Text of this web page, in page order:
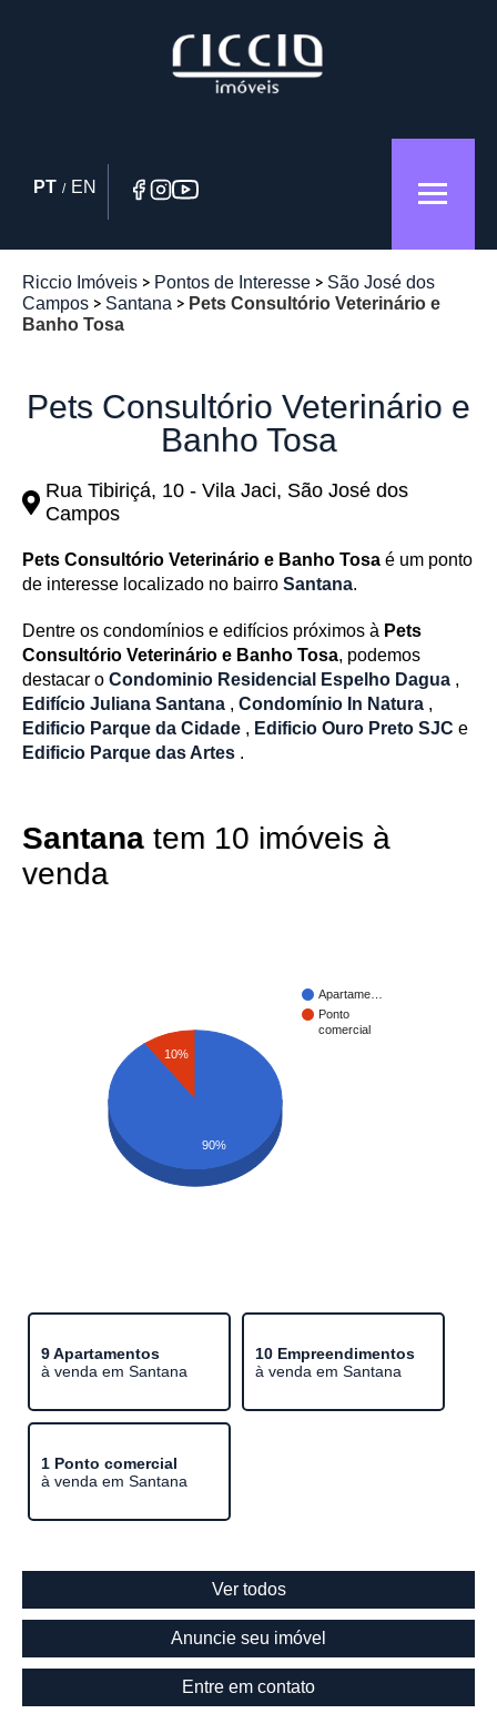
PT / EN
Riccio Imóveis Pontos de Interesse
São José dos
Campos
Santana
Pets Consultório Veterinário e
Banho Tosa
Pets Consultório Veterinário e
Banho Tosa
Rua Tibiriçá, 10 - Vila Jaci, São José dos
Campos
Pets Consultório Veterinário e Banho Tosa é um ponto
de interesse localizado no bairro Santana.
Dentre os condomínios e edifícios próximos à Pets
Consultório Veterinário e Banho Tosa, podemos
destacar o Condominio Residencial Espelho Dagua ,
Edifício Juliana Santana , Condomínio In Natura ,
Edificio Parque da Cidade , Edificio Ouro Preto SJC e
Edificio Parque das Artes .
Santana tem 10 imóveis à
venda
Apartame…
Ponto
comercial
10%
90%
9 Apartamentos
à venda em Santana
10 Empreendimentos
à venda em Santana
1 Ponto comercial
à venda em Santana
Ver todos
Anuncie seu imóvel
Entre em contato